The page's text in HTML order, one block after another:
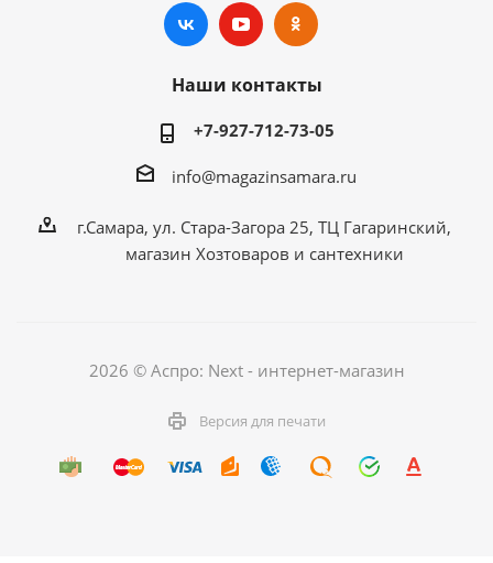
Наши контакты
+7-927-712-73-05
info@magazinsamara.ru
г.Самара, ул. Стара-Загора 25, ТЦ Гагаринский,
магазин Хозтоваров и сантехники
2026 © Аспро: Next - интернет-магазин
Версия для печати